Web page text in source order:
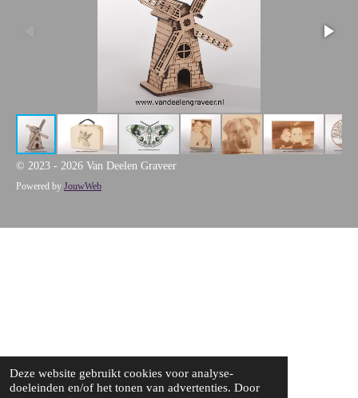
Deze website gebruikt cookies voor analyse-
doeleinden en/of het tonen van advertenties. Door
© 2023 - 2026 Van Deelen Graveer
Powered by JouwWeb